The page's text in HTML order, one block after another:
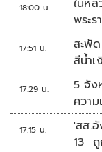
18:00 น.
ในห
พระร
รร.เ
17:51 น.
สะพั
สีน้ำเ
17:29 น.
5 จัง
ควา
17:15 น.
'สส.
13 ถู